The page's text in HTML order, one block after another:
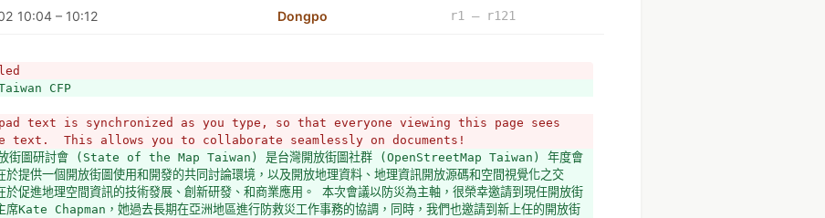
10:04 – 10:12 Dongpo
r1 – r121
CFP
text is synchronized as you type, so that everyone viewing this page sees
text.  This allows you to collaborate seamlessly on documents!
街圖研討會 (State of the Map Taiwan) 是台灣開放街圖社群 (OpenStreetMap Taiwan) 年度會
於提供一個開放街圖使用和開發的共同討論環境，以及開放地理資料、地理資訊開放源碼和空間視覺化之交
於促進地理空間資訊的技術發展、創新研發、和商業應用。 本次會議以防災為主軸，很榮幸邀請到現任開放街
席Kate Chapman，她過去長期在亞洲地區進行防救災工作事務的協調，同時，我們也邀請到新上任的開放街